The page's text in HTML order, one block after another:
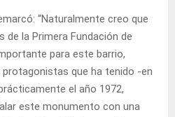
“Naturalmente creo que
la Primera Fundación de
para este barrio,
que ha tenido -en
el año 1972,
este monumento con una